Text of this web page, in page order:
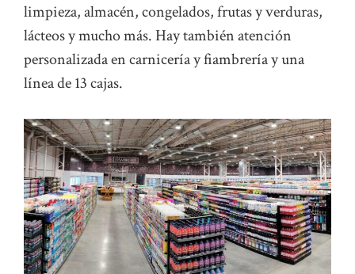
limpieza, almacén, congelados, frutas y verduras,
lácteos y mucho más. Hay también atención
personalizada en carnicería y fiambrería y una
línea de 13 cajas.